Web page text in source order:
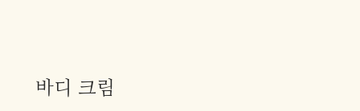
바디 크림